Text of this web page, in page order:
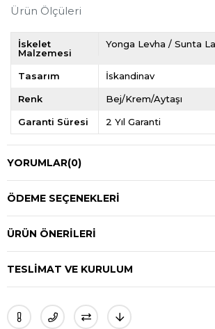
Ürün Ölçüleri
İskelet
Malzemesi
Yonga Levha / Sunta
Tasarım İskandinav
Renk Bej/Krem/Aytaşı
Garanti Süresi 2 Yıl Garanti
YORUMLAR(0)
ÖDEME SEÇENEKLERI
ÜRÜN ÖNERILERI
TESLIMAT VE KURULUM